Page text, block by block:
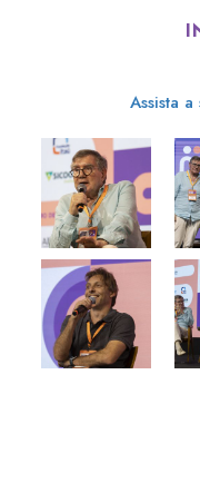
Assista